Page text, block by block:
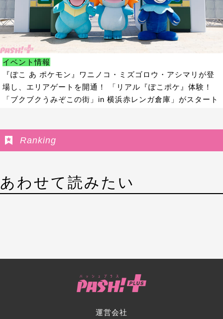
イベント情報
『ぽこ あ ポケモン』ワニノコ・ミズゴロウ・アシマリが登
場し、エリアゲートを開通！ 「リアル『ぽこポケ』体験！
「ブクブクうみぞこの街」in 横浜赤レンガ倉庫」がスタート
Ranking
あわせて読みたい
運営会社